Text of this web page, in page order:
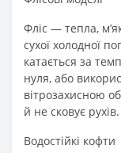
Фліс — тепла,
сухої холодної
катається за
нуля, або
вітрозахисною
й не сковує рухів.
Водостійкі кофти